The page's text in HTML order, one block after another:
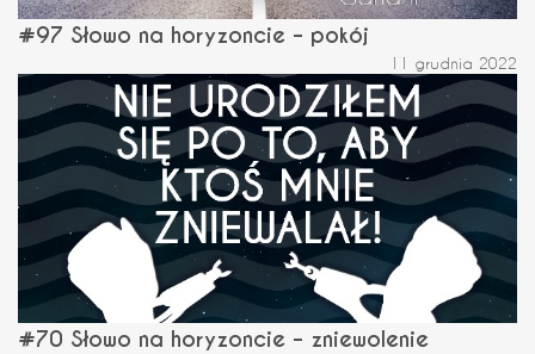
#97 Słowo na horyzoncie – pokój
11 grudnia 2022
#70 Słowo na horyzoncie – zniewolenie